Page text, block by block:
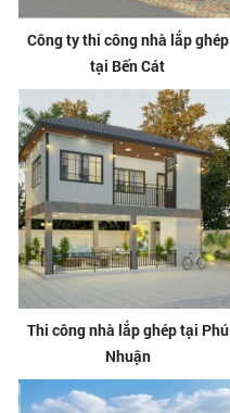
Công ty thi công nhà lắp ghép
tại Bến Cát
Thi công nhà lắp ghép tại Phú
Nhuận